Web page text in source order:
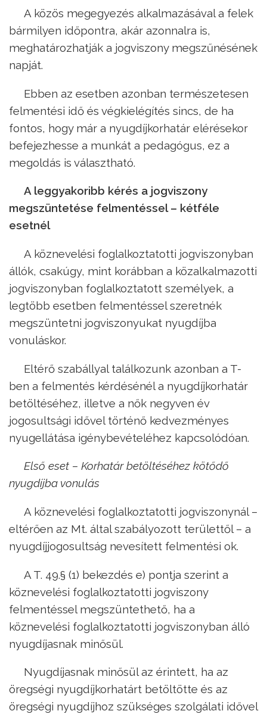
A közös megegyezés alkalmazásával a felek
bármilyen időpontra, akár azonnalra is,
meghatározhatják a jogviszony megszűnésének
napját.
Ebben az esetben azonban természetesen
felmentési idő és végkielégítés sincs, de ha
fontos, hogy már a nyugdíjkorhatár elérésekor
befejezhesse a munkát a pedagógus, ez a
megoldás is választható.
A leggyakoribb kérés a jogviszony
megszüntetése felmentéssel – kétféle
esetnél
A köznevelési foglalkoztatotti jogviszonyban
állók, csakúgy, mint korábban a közalkalmazotti
jogviszonyban foglalkoztatott személyek, a
legtöbb esetben felmentéssel szeretnék
megszüntetni jogviszonyukat nyugdíjba
vonuláskor.
Eltérő szabállyal találkozunk azonban a T-
ben a felmentés kérdésénél a nyugdíjkorhatár
betöltéséhez, illetve a nők negyven év
jogosultsági idővel történő kedvezményes
nyugellátása igénybevételéhez kapcsolódóan.
Első eset – Korhatár betöltéséhez kötődő
nyugdíjba vonulás
A köznevelési foglalkoztatotti jogviszonynál –
eltérően az Mt. által szabályozott területtől – a
nyugdíjjogosultság nevesített felmentési ok.
A T. 49.§ (1) bekezdés e) pontja szerint a
köznevelési foglalkoztatotti jogviszony
felmentéssel megszüntethető, ha a
köznevelési foglalkoztatotti jogviszonyban álló
nyugdíjasnak minősül.
Nyugdíjasnak minősül az érintett, ha az
öregségi nyugdíjkorhatárt betöltötte és az
öregségi nyugdíjhoz szükséges szolgálati idővel